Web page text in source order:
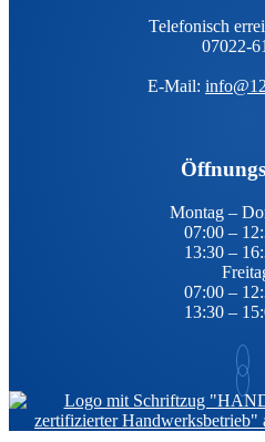
Telefonisch
07022-
E-Mail:
Montag –
07:00 –
13:30 –
07:00 –
13:30 –